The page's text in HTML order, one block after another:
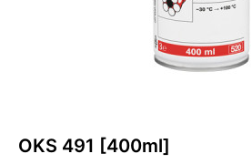
OKS 491 [400ml]